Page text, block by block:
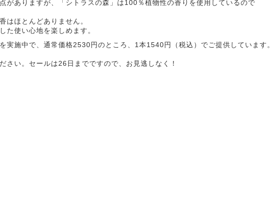
がありますが、「シトラスの森」は100％植物性の香りを使用しているので
はほとんどありません。
た使い心地を楽しめます。
実施中で、通常価格2530円のところ、1本1540円（税込）でご提供しています。
さい。セールは26日までですので、お見逃しなく！